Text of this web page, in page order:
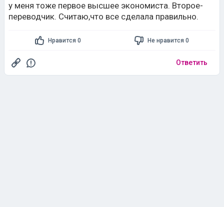
у меня тоже первое высшее экономиста. Второе-
переводчик. Считаю,что все сделала правильно.
Нравится 0 Не нравится 0
Ответить